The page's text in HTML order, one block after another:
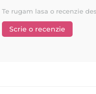
Te rugam lasa o recenzie
Scrie o recenzie